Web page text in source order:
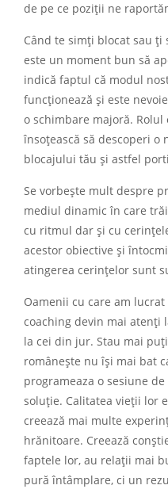
de pe ce poziții ne
Când te simți blocat sau ți
este un moment bun să
indică faptul că modul
funcționează și este
o schimbare majoră. Rolul
însoțească să descoperi o
blocajului tău și astfel
Se vorbește mult despre
mediul dinamic în care
cu ritmul dar și cu
acestor obiective și
atingerea cerințelor sunt
Oamenii cu care am
coaching devin mai atenți
la cei din jur. Stau mai
românește nu își mai bat
programeaza o sesiune
soluție. Calitatea vieții lor
creează mai multe
hrănitoare. Creează
faptele lor, au relații mai
pură întâmplare, ci un